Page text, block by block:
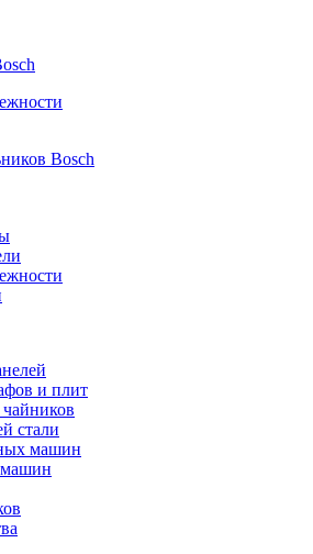
Bosch
и плит
стали
машин
машин